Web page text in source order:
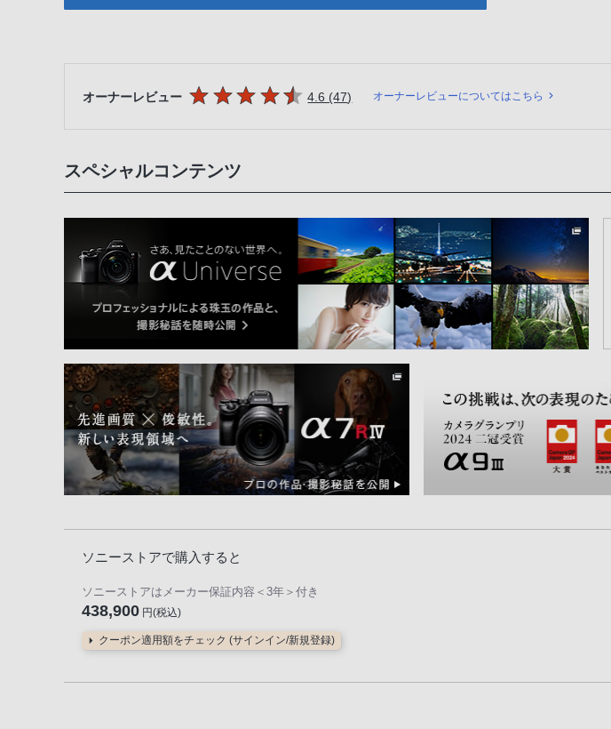
オーナーレビュー 5つの星のうち
4.6 (47件のレビュー
) オーナーレビューについてはこちら
スペシャルコンテンツ
ソニーストアで購入すると
ソニーストアはメーカー保証内容 ＜3年＞ 付き
438,900 円(税込)
クーポン適用額をチェック (サインイン/新規登録)